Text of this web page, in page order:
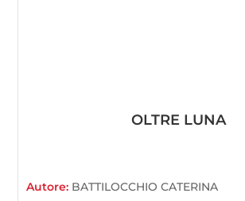
OLTRE LUNA
Autore: BATTILOCCHIO CATERINA